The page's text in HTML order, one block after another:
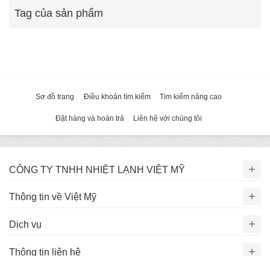
Tag của sản phẩm
Sơ đồ trang Điều khoản tìm kiếm Tim kiếm nâng cao
Đặt hàng và hoàn trả Liên hệ với chúng tôi
CÔNG TY TNHH NHIỆT LẠNH VIỆT MỸ
Thông tin về Việt Mỹ
Dịch vụ
Thông tin liên hệ